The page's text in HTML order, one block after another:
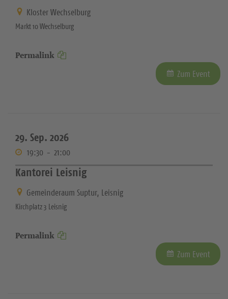
Kloster Wechselburg
Markt 10 Wechselburg
Permalink
Zum Event
29. Sep. 2026
19:30 - 21:00
Kantorei Leisnig
Gemeinderaum Suptur, Leisnig
Kirchplatz 3 Leisnig
Permalink
Zum Event